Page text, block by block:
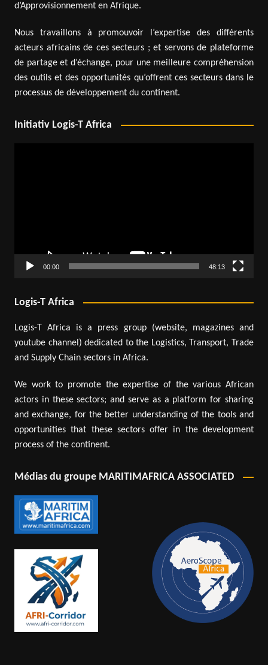
d’Approvisionnement en Afrique.
Nous travaillons à promouvoir l’expertise des différents
acteurs africains de ces secteurs ; et servons de plateforme
de partage et d’échange, pour une meilleure compréhension
des outils et des opportunités qu’offrent ces secteurs dans le
processus de développement du continent.
Initiativ Logis-T Africa
00:00 48:13
Logis-T Africa
Logis-T Africa is a press group (website, magazines and
youtube channel) dedicated to the Logistics, Transport, Trade
and Supply Chain sectors in Africa.
We work to promote the expertise of the various African
actors in these sectors; and serve as a platform for sharing
and exchange, for the better understanding of the tools and
opportunities that these sectors offer in the development
process of the continent.
Médias du groupe MARITIMAFRICA ASSOCIATED